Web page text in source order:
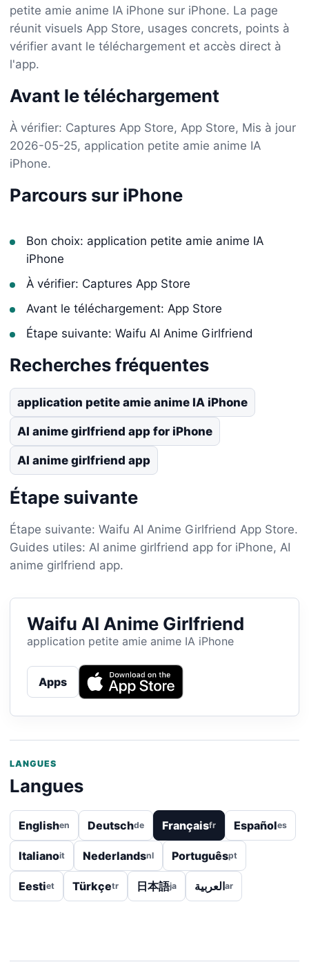
petite amie anime IA iPhone sur iPhone. La page
réunit visuels App Store, usages concrets, points à
vérifier avant le téléchargement et accès direct à
l'app.
Avant le téléchargement
À vérifier: Captures App Store, App Store, Mis à jour
2026-05-25, application petite amie anime IA
iPhone.
Parcours sur iPhone
Bon choix: application petite amie anime IA
iPhone
À vérifier: Captures App Store
Avant le téléchargement: App Store
Étape suivante: Waifu AI Anime Girlfriend
Recherches fréquentes
application petite amie anime IA iPhone
AI anime girlfriend app for iPhone
AI anime girlfriend app
Étape suivante
Étape suivante: Waifu AI Anime Girlfriend App Store.
Guides utiles: AI anime girlfriend app for iPhone, AI
anime girlfriend app.
Waifu AI Anime Girlfriend
application petite amie anime IA iPhone
Apps
LANGUES
Langues
Englishen Deutschde Françaisfr Españoles
Italianoit Nederlandsnl Portuguêspt
Eestiet Türkçetr 日本語ja العربيةar